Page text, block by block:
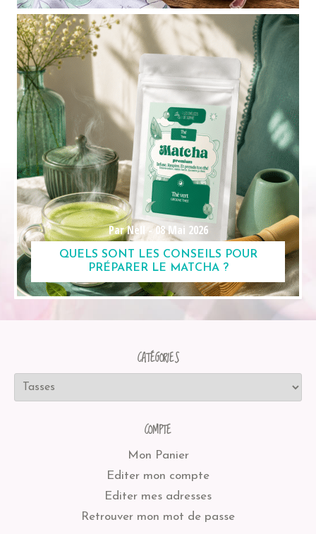
Par Nell -08 Mai 2026
QUELS SONT LES CONSEILS POUR
PRÉPARER LE MATCHA ?
CATÉGORIES
COMPTE
Mon Panier
Editer mon compte
Editer mes adresses
Retrouver mon mot de passe